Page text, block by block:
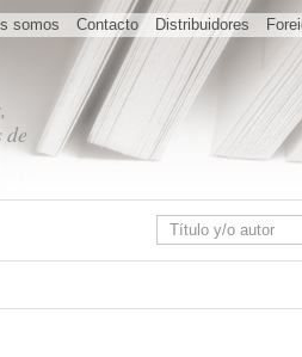
de
somos Contacto Distribuidores